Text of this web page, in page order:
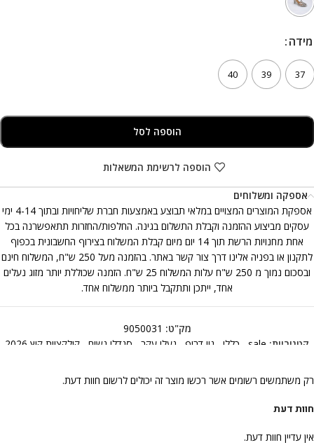
מידה
מידה
37
39
40
הוספה לסל
הוספה לרשימת המשאלות
אספקה ומשלוחים
אספקת המוצרים המצויים במלאי תבוצע באמצעות חברת שליחויות ובתוך 4-14 ימי
עסקים מביצוע ההזמנה וקבלת התשלום בגינה. החלפות/החזרות תתאפשרנה בכל
אחת מחנויות הרשת תוך 14 יום מיום קבלת המשלוח בצירוף החשבונית בכפוף
לתקנון או בפניה אלינו דרך צור קשר באתר. בהזמנה מעל 250 ש"ח, המשלוח חינם
ובסכום נמוך מ 250 ש"ח עלות המשלוח 25 ש"ח. הזמנה שכוללת יותר מזוג נעלים
אחד, ייתכן ותתקבל ביותר ממשלוח אחד.
מק"ט: 9050031
קטגוריות: sale כללי ניו דרופ נעלי עקב סנדלי נשים קולקציית קיץ 2026
חוות דעת
אין עדיין חוות דעת.
רק משתמשים רשומים אשר רכשו מוצר זה יכולים לרשום חוות דעת.